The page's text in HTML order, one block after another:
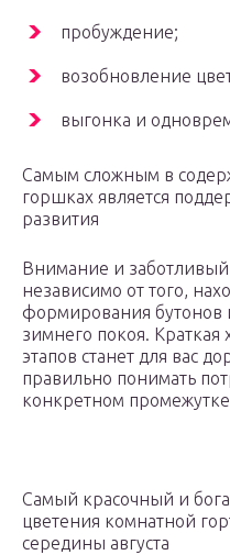
пробуждение;
возобновление
выгонка и
Самым сложным в
горшках является
развития
Внимание и заботливый
независимо от того,
формирования бутонов
зимнего покоя. Краткая
этапов станет для вас
правильно понимать
конкретном
Самый красочный и
цветения комнатной
середины августа